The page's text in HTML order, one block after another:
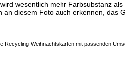
wesentlich mehr Farbsubstanz
an diesem Foto auch erkennen, das